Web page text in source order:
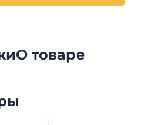
О товаре